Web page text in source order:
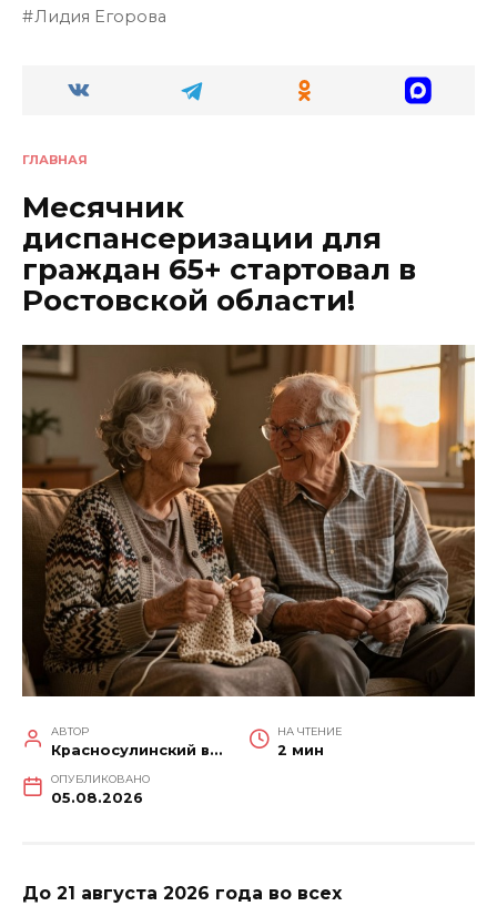
Лидия Егорова
ГЛАВНАЯ
Месячник
диспансеризации для
граждан 65+ стартовал в
Ростовской области!
АВТОР
Красносулинский вестник
НА ЧТЕНИЕ
2 мин
ОПУБЛИКОВАНО
05.08.2026
До 21 августа 2026 года во всех